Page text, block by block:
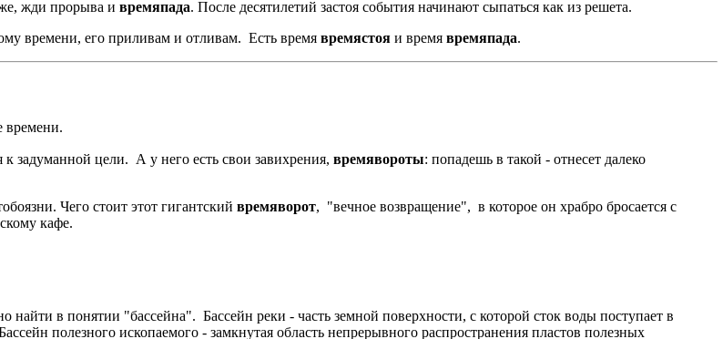
жди прорыва и времяпада. После десятилетий застоя события начинают сыпаться как из решета.
времени, его приливам и отливам. Есть время времястоя и время времяпада.
времени.
задуманной цели. А у него есть свои завихрения, времявороты: попадешь в такой - отнесет далеко
Чего стоит этот гигантский времяворот, "вечное возвращение", в которое он храбро бросается с
кафе.
в понятии "бассейна". Бассейн реки - часть земной поверхности, с которой сток воды поступает в
полезного ископаемого - замкнутая область непрерывного распространения пластов полезных